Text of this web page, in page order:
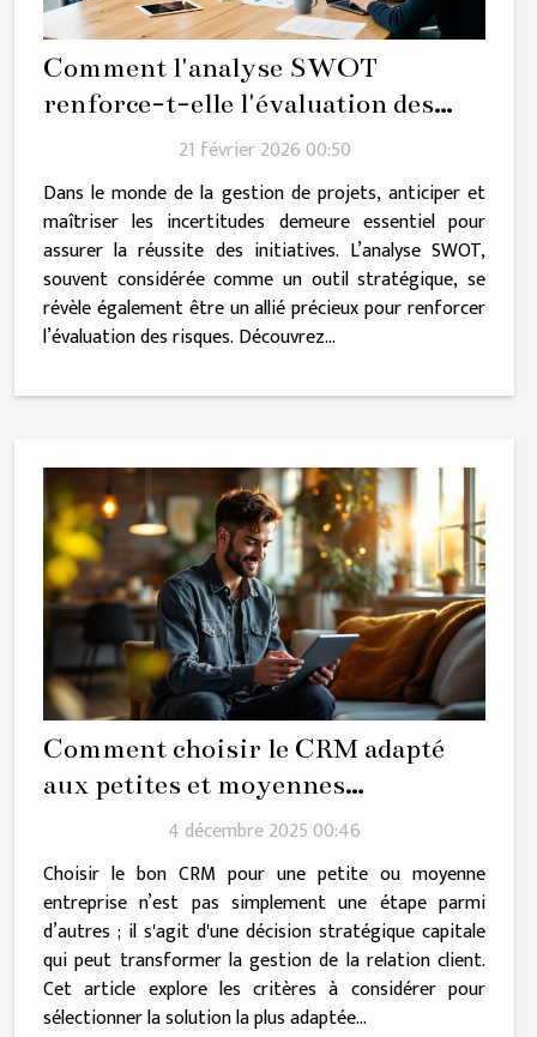
Comment l'analyse SWOT
renforce-t-elle l'évaluation des
risques dans vos projets ?
21 février 2026 00:50
Dans le monde de la gestion de projets, anticiper et
maîtriser les incertitudes demeure essentiel pour
assurer la réussite des initiatives. L’analyse SWOT,
souvent considérée comme un outil stratégique, se
révèle également être un allié précieux pour renforcer
l’évaluation des risques. Découvrez...
Comment choisir le CRM adapté
aux petites et moyennes
entreprises ?4 décembre 2025 00:46
Choisir le bon CRM pour une petite ou moyenne
entreprise n’est pas simplement une étape parmi
d’autres ; il s'agit d'une décision stratégique capitale
qui peut transformer la gestion de la relation client.
Cet article explore les critères à considérer pour
sélectionner la solution la plus adaptée...